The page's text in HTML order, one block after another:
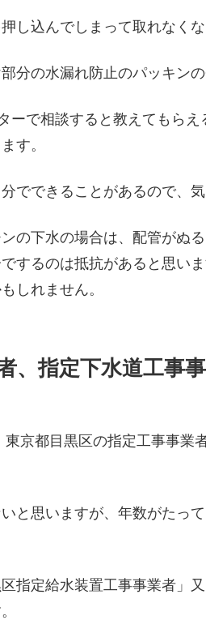
し込んでしまって取れなく
分の水漏れ防止のパッキンの
ーで相談すると教えてもら
す。
でできることがあるので、気
の下水の場合は、配管がぬ
するのは抵抗があると思い
しれません。
、指定下水道工事
京都目黒区の指定工事事業
と思いますが、年数がたっ
指定給水装置工事事業者」